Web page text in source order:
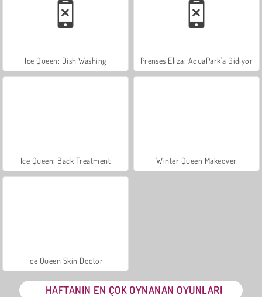
Ice Queen: Dish Washing Prenses Eliza: AquaPark'a Gidiyor
Ice Queen: Back Treatment Winter Queen Makeover
Ice Queen Skin Doctor
HAFTANIN EN ÇOK OYNANAN OYUNLARI